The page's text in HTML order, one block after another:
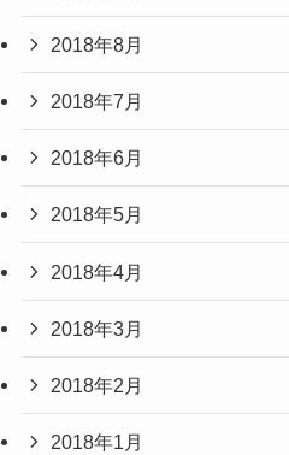
2018年8月
2018年7月
2018年6月
2018年5月
2018年4月
2018年3月
2018年2月
2018年1月